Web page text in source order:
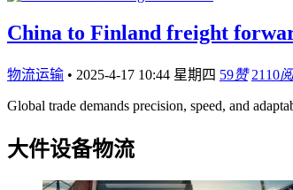
China to Finland freight
物流运输 • 2025-4-17 10:44 星期四 59赞 2110
Global trade demands precision, speed, and
大件设备物流